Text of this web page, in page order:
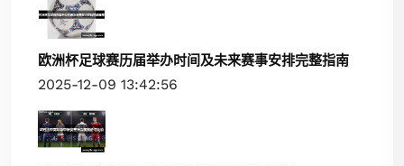
欧洲杯足球赛历届举办时间及未来赛事安排完整指南
2025-12-09 13:42:56